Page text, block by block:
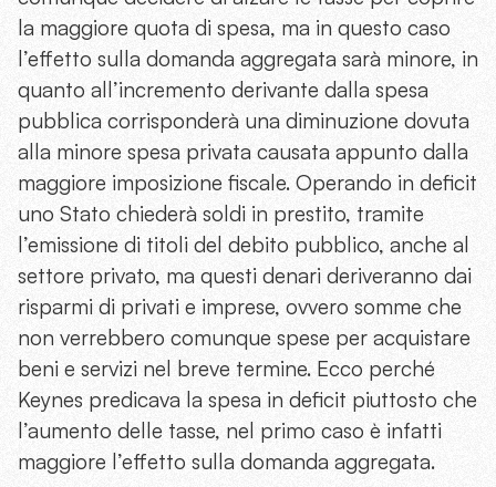
la maggiore quota di spesa, ma in questo caso
l’effetto sulla domanda aggregata sarà minore, in
quanto all’incremento derivante dalla spesa
pubblica corrisponderà una diminuzione dovuta
alla minore spesa privata causata appunto dalla
maggiore imposizione fiscale. Operando in deficit
uno Stato chiederà soldi in prestito, tramite
l’emissione di titoli del debito pubblico, anche al
settore privato, ma questi denari deriveranno dai
risparmi di privati e imprese, ovvero somme che
non verrebbero comunque spese per acquistare
beni e servizi nel breve termine. Ecco perché
Keynes predicava la spesa in deficit piuttosto che
l’aumento delle tasse, nel primo caso è infatti
maggiore l’effetto sulla domanda aggregata.